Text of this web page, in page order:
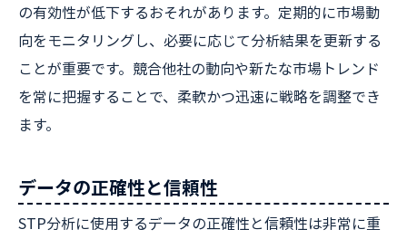
の有効性が低下するおそれがあります。定期的に市場動
向をモニタリングし、必要に応じて分析結果を更新する
ことが重要です。競合他社の動向や新たな市場トレンド
を常に把握することで、柔軟かつ迅速に戦略を調整でき
ます。
データの正確性と信頼性
STP分析に使用するデータの正確性と信頼性は非常に重